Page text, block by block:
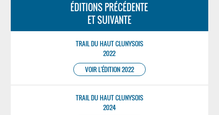
ÉDITIONS PRÉCÉDENTE
ET SUIVANTE
TRAIL DU HAUT CLUNYSOIS
2022
VOIR L'ÉDITION 2022
TRAIL DU HAUT CLUNYSOIS
2024